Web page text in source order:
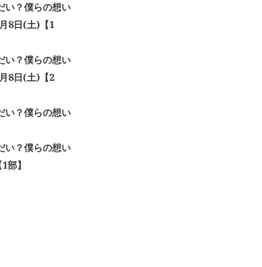
？僕らの想い
8日(土)【1
？僕らの想い
8日(土)【2
？僕らの想い
？僕らの想い
】